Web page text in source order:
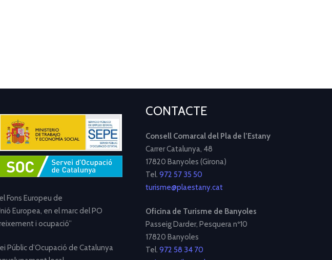
Fons Europeu de
Europea, en el marc del PO
i ocupació”
Públic d’Ocupació de Catalunya
CONTACTE
Consell Comarcal del Pla de l’Estany
Carrer Catalunya, 48
17820 Banyoles (Girona)
Tel. 972 57 35 50
turisme@plaestany.cat
Oficina de Turisme de Banyoles
Passeig Darder, Pesquera nº10
17820 Banyoles
Tel. 972 58 34 70